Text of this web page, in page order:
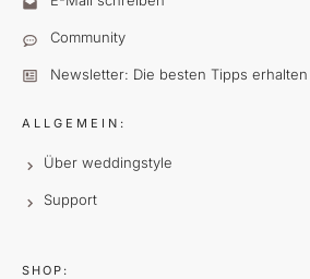
Community
Newsletter: Die besten Tipps erhalten
ALLGEMEIN:
Über weddingstyle
Support
SHOP: